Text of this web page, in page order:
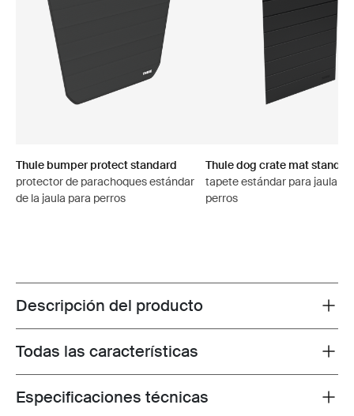
Thule bumper protect standard
protector de parachoques estándar
de la jaula para perros
Thule dog crate mat
tapete estándar para jaula
perros
Toggle overview
Descripción del producto
Toggle features
Todas las características
Toggle techspec
Especificaciones técnicas